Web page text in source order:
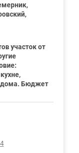
участок от
дома. Бюджет